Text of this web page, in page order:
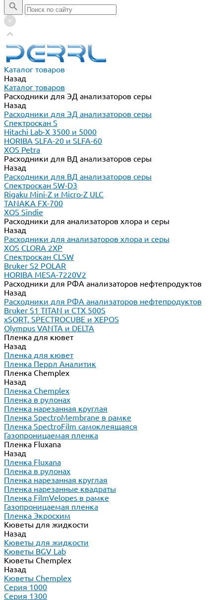
Каталог товаров
Назад
Каталог товаров
Расходники для ЭД анализаторов серы
Назад
Расходники для ЭД анализаторов серы
Спектроскан S
Hitachi Lab-X 3500 и 5000
HORIBA SLFA-20 и SLFA-60
XOS Petra
Расходники для ВД анализаторов серы
Назад
Расходники для ВД анализаторов серы
Спектроскан SW-D3
Rigaku Mini-Z и Micro-Z ULC
TANAKA FX-700
XOS Sindie
Расходники для анализаторов хлора и серы
Назад
Расходники для анализаторов хлора и серы
XOS CLORA 2XP
Спектроскан CLSW
Bruker S2 POLAR
HORIBA MESA-7220V2
Расходники для РФА анализаторов нефтепродуктов
Назад
Расходники для РФА анализаторов нефтепродуктов
Bruker S1 TITAN и CTX 500S
xSORT, SPECTROCUBE и XEPOS
Olympus VANTA и DELTA
Пленка для кювет
Назад
Пленка для кювет
Пленка Перрл Аналитик
Пленка Chemplex
Назад
Пленка Chemplex
Пленка в рулонах
Пленка нарезанная круглая
Пленка SpectroMembrane в рамке
Пленка SpectroFilm самоклеящаяся
Газопроницаемая пленка
Пленка Fluxana
Назад
Пленка Fluxana
Пленка в рулонах
Пленка нарезанная круглая
Пленка нарезанные квадраты
Пленка FilmVelopes в рамке
Газопроницаемая пленка
Пленка Экросхим
Кюветы для жидкости
Назад
Кюветы для жидкости
Кюветы BGV Lab
Кюветы Chemplex
Назад
Кюветы Chemplex
Серия 1000
Серия 1300